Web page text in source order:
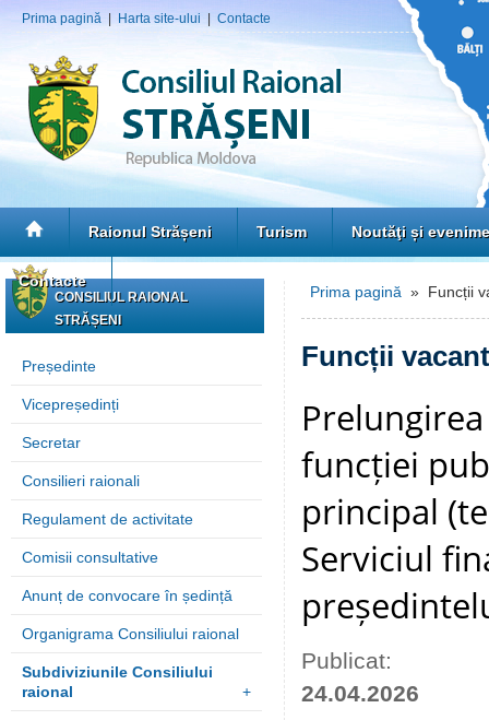
Prima pagină Harta site-ului Contacte
Raionul Strășeni Turism Noutăţi și
Contacte
CONSILIUL RAIONAL
STRĂȘENI
Președinte
Vicepreședinți
Secretar
Consilieri raionali
Regulament de activitate
Comisii consultative
Anunț de convocare în ședință
Organigrama Consiliului raional
Subdiviziunile Consiliului
raional
+
Prima pagină » Funcții
Funcții
funcției
principal
Serviciul
Publicat:
24.04.2026